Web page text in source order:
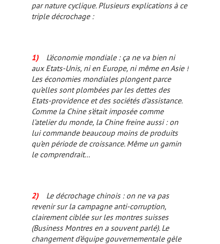
par nature cyclique. Plusieurs explications à ce
triple décrochage :
1)
L’économie mondiale : ça ne va bien ni
aux Etats-Unis, ni en Europe, ni même en Asie !
Les économies mondiales plongent parce
qu’elles sont plombées par les dettes des
Etats-providence et des sociétés d’assistance.
Comme la Chine s’était imposée comme
l’atelier du monde, la Chine freine aussi : on
lui commande beaucoup moins de produits
qu’en période de croissance. Même un gamin
le comprendrait...
2)Le décrochage chinois : on ne va pas
revenir sur la campagne anti-corruption,
clairement ciblée sur les montres suisses
(Business Montres en a souvent parlé). Le
changement d’équipe gouvernementale gèle